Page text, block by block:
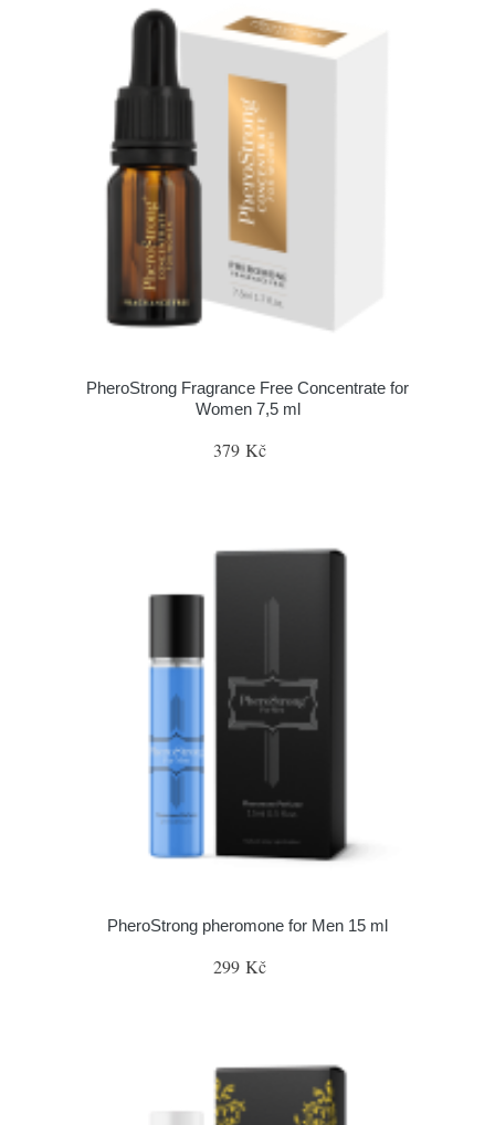
PheroStrong Fragrance Free Concentrate for
Women 7,5 ml
379 Kč
PheroStrong pheromone for Men 15 ml
299 Kč